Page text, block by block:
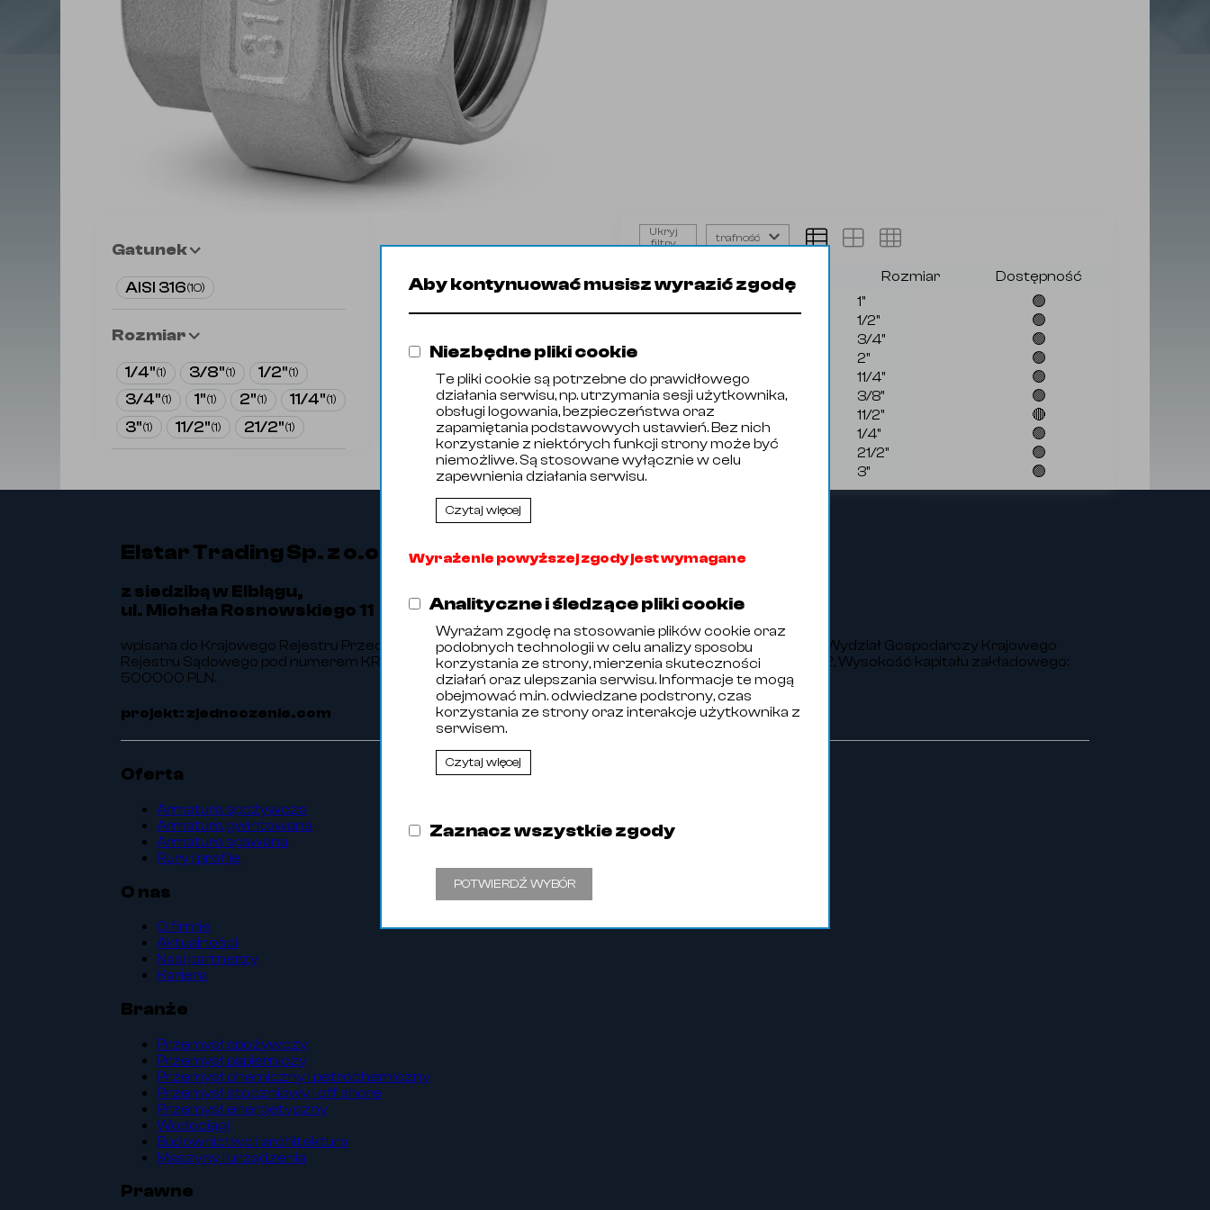
Gatunek
AISI 316(10)
Rozmiar
1/4"(1) 3/8"(1) 1/2"(1)
3/4"(1) 1"(1) 2"(1) 11/4"(1)
3"(1) 11/2"(1) 21/2"(1)
stożkowe
GW/GW
Ukryj
filtry
trafność
Produkt Gatunek Rozmiar
Dostępność
1"
🟢
1/2"
🟢
3/4"
🟢
2"
🟢
🡓21031005 AISI 316 11/4"
🟢
🡓21031006 AISI 316 3/8"
🟢
🡓21031007 11/2"
🔴
🡓21031009 AISI 316 1/4"
🟢
🡓21031010 AISI 316 21/2"
🟢
🡓 21031011 3" 🟢
Elstar Trading Sp. z o.o.
z siedzibą w Elblągu,
ul. Michała Rosnowskiego 11
wpisana do Krajowego Rejestru Przedsiębiorców prowadzonego przez Sąd Rejonowy w Olsztynie, VIII Wydział Gospodarczy Krajowego
Rejestru Sądowego pod numerem KRS 0000256464. Numer Identyfikacji Podatkowej: 578-29-30-252, Wysokość kapitału zakładowego:
500000 PLN.
projekt: zjednoczenie.com
Oferta
Armatura spożywcza
Armatura gwintowana
Armatura spawana
Rury i profile
O nas
O firmie
Aktualności
Nasi partnerzy
Kariera
Branże
Przemysł spożywczy
Przemysł papierniczy
Przemysł chemiczny i petrochemiczny
Przemysł stoczniowy i off shore
Przemysł energetyczny
Wodociągi
Budownictwo i architektura
Maszyny i urządzenia
Prawne
Aby kontynuować musisz wyrazić zgodę
Niezbędne pliki cookie
Te pliki cookie są potrzebne do prawidłowego
działania serwisu, np. utrzymania sesji użytkownika,
obsługi logowania, bezpieczeństwa oraz
zapamiętania podstawowych ustawień. Bez nich
korzystanie z niektórych funkcji strony może być
niemożliwe. Są stosowane wyłącznie w celu
zapewnienia działania serwisu.
Czytaj więcej
Wyrażenie powyższej zgody jest wymagane
Analityczne i śledzące pliki cookie
Wyrażam zgodę na stosowanie plików cookie oraz
podobnych technologii w celu analizy sposobu
korzystania ze strony, mierzenia skuteczności
działań oraz ulepszania serwisu. Informacje te mogą
obejmować m.in. odwiedzane podstrony, czas
korzystania ze strony oraz interakcje użytkownika z
serwisem.
Czytaj więcej
Zaznacz wszystkie zgody
POTWIERDŹ WYBÓR